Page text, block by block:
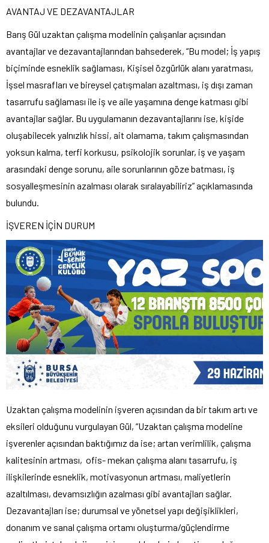
AVANTAJ VE DEZAVANTAJLAR
Barış Gül uzaktan çalışma modelinin çalışanlar açısından
avantajlar ve dezavantajlarından bahsederek, “Bu model; İş yapış
biçiminde esneklik sağlaması, Kişisel özgürlük alanı yaratması,
İşsel masrafları ve bireysel çatışmaları azaltması, iş dışı zaman
tasarrufu sağlaması ile iş ve aile yaşamına denge katması gibi
avantajlar sağlar. Bu uygulamanın dezavantajlarını ise, kişide
oluşabilecek yalnızlık hissi, ait olamama, takım çalışmasından
yoksun kalma, terfi korkusu, psikolojik sorunlar, iş ve yaşam
arasındaki denge sorunu, aile sorunlarının göze batması, iş
sosyalleşmesinin azalması olarak sıralayabiliriz” açıklamasında
bulundu.
İŞVEREN İÇİN DURUM
Uzaktan çalışma modelinin işveren açısından da bir takım artı ve
eksileri olduğunu vurgulayan Gül, “Uzaktan çalışma modeline
işverenler açısından baktığımız da ise; artan verimlilik, çalışma
kalitesinin artması, ofis- mekan çalışma alanı tasarrufu, iş
ilişkilerinde esneklik, motivasyonun artması, maliyetlerin
azaltılması, devamsızlığın azalması gibi avantajları sağlar.
Dezavantajları ise; durumsal ve yönetsel yapı değişiklikleri,
donanım ve sanal çalışma ortamı oluşturma/güçlendirme